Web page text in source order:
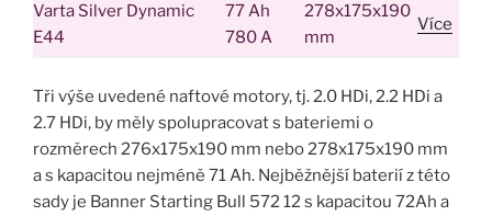
Varta Silver Dynamic
E44
77 Ah
780 A
278x175x190
mm
Více
Tři výše uvedené naftové motory, tj. 2.0 HDi, 2.2 HDi a
2.7 HDi, by měly spolupracovat s bateriemi o
rozměrech 276x175x190 mm nebo 278x175x190 mm
a s kapacitou nejméně 71 Ah. Nejběžnější baterií z této
sady je Banner Starting Bull 572 12 s kapacitou 72Ah a